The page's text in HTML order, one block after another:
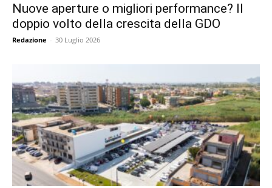
Nuove aperture o migliori performance? Il
doppio volto della crescita della GDO
Redazione - 30 Luglio 2026